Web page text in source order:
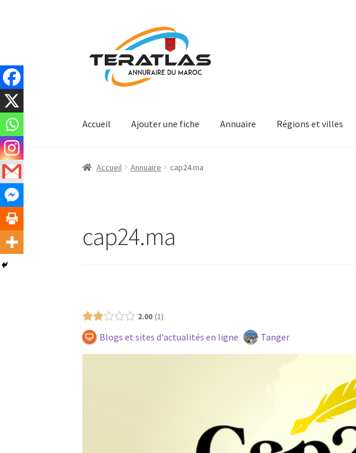
la
navigation
contenu
Accueil Ajouter une fiche Annuaire Régions et villes
Accueil Annuaire cap24.ma
cap24.ma
2.00 1
Blogs et sites d'actualités en ligne Tanger